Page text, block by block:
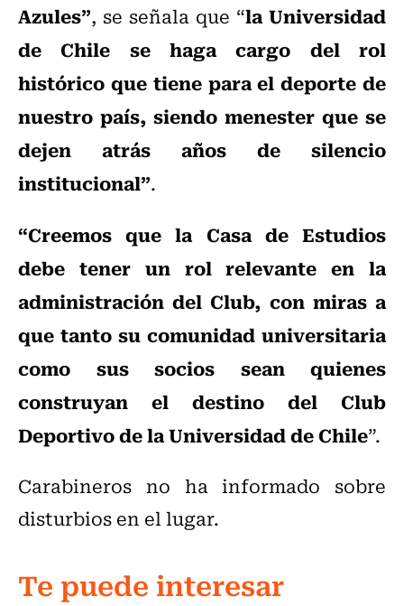
Azules”, se señala que “la Universidad
de Chile se haga cargo del rol
histórico que tiene para el deporte de
nuestro país, siendo menester que se
dejen atrás años de silencio
institucional”.
“Creemos que la Casa de Estudios
debe tener un rol relevante en la
administración del Club, con miras a
que tanto su comunidad universitaria
como sus socios sean quienes
construyan el destino del Club
Deportivo de la Universidad de Chile”.
Carabineros no ha informado sobre
disturbios en el lugar.
Te puede interesar